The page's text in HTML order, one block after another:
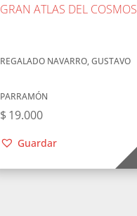
GRAN ATLAS DEL COSMOS
REGALADO NAVARRO, GUSTAVO
PARRAMÓN
$ 19.000
Guardar